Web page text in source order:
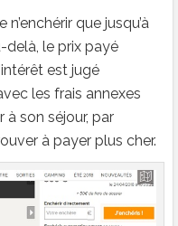
que jusqu’à
delà, le prix payé
est jugé
les frais annexes
son séjour, par
à payer plus cher.